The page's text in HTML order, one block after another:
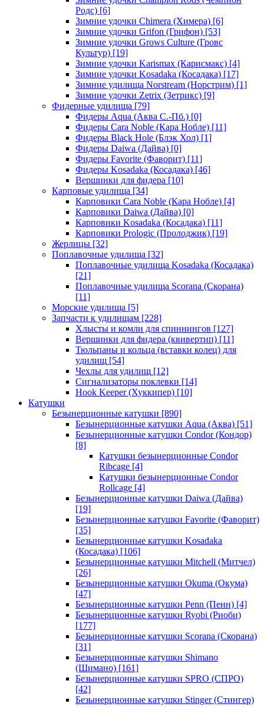
Родс) [6]
Зимние удочки Chimera (Химера) [6]
Зимние удочки Grifon (Грифон) [53]
Зимние удочки Grows Culture (Гровс
Культур) [19]
Зимние удочки Karismax (Карисмакс) [4]
Зимние удочки Kosadaka (Косадака) [17]
Зимние удилища Norstream (Норстрим) [1]
Зимние удочки Zetrix (Зетрикс) [9]
Фидерные удилища [79]
Фидеры Aqua (Аква С.-Пб.) [0]
Фидеры Cara Noble (Кара Нобле) [11]
Фидеры Black Hole (Блэк Хол) [1]
Фидеры Daiwa (Дайва) [0]
Фидеры Favorite (Фаворит) [11]
Фидеры Kosadaka (Косадака) [46]
Вершинки для фидера [10]
Карповые удилища [34]
Карповики Cara Noble (Кара Нобле) [4]
Карповики Daiwa (Дайва) [0]
Карповики Kosadaka (Косадака) [11]
Карповики Prologic (Пролоджик) [19]
Жерлицы [32]
Поплавочные удилища [32]
Поплавочные удилища Kosadaka (Косадака)
[21]
Поплавочные удилища Scorana (Скорана)
[11]
Морские удилища [5]
Запчасти к удилищам [228]
Хлысты и комли для спиннингов [127]
Вершинки для фидера (квивертип) [11]
Тюльпаны и кольца (вставки колец) для
удилищ [54]
Чехлы для удилищ [12]
Сигнализаторы поклевки [14]
Hook Keeper (Хуккипер) [10]
Катушки
Безынерционные катушки [890]
Безынерционные катушки Aqua (Аква) [51]
Безынерционные катушки Condor (Кондор)
[8]
Катушки безынерционные Condor
Ribcage [4]
Катушки безынерционные Condor
Rollcage [4]
Безынерционные катушки Daiwa (Дайва)
[19]
Безынерционные катушки Favorite (Фаворит)
[35]
Безынерционные катушки Kosadaka
(Косадака) [106]
Безынерционные катушки Mitchell (Митчел)
[26]
Безынерционные катушки Okuma (Окума)
[47]
Безынерционные катушки Penn (Пенн) [4]
Безынерционные катушки Ryobi (Риоби)
[177]
Безынерционные катушки Scorana (Скорана)
[31]
Безынерционные катушки Shimano
(Шимано) [161]
Безынерционные катушки SPRO (СПРО)
[42]
Безынерционные катушки Stinger (Стингер)